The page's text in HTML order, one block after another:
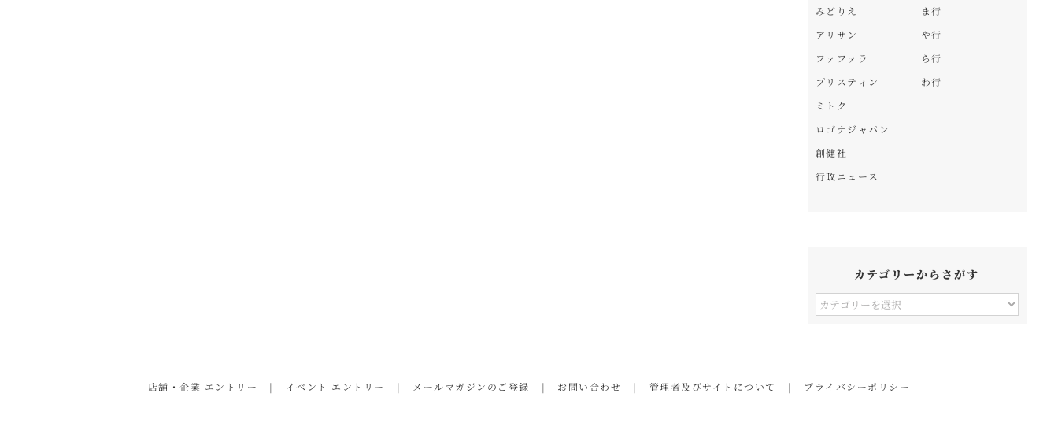
みどりえ
アリサン
ファファラ
プリスティン
ミトク
ロゴナジャパン
創健社
行政ニュース
ま行
や行
ら行
わ行
カテゴリーからさがす
カ
ー
店舗・企業 エントリー イベント エントリー メールマガジンのご登録 お問い合わせ 管理者及びサイトについて プライバシーポリシー